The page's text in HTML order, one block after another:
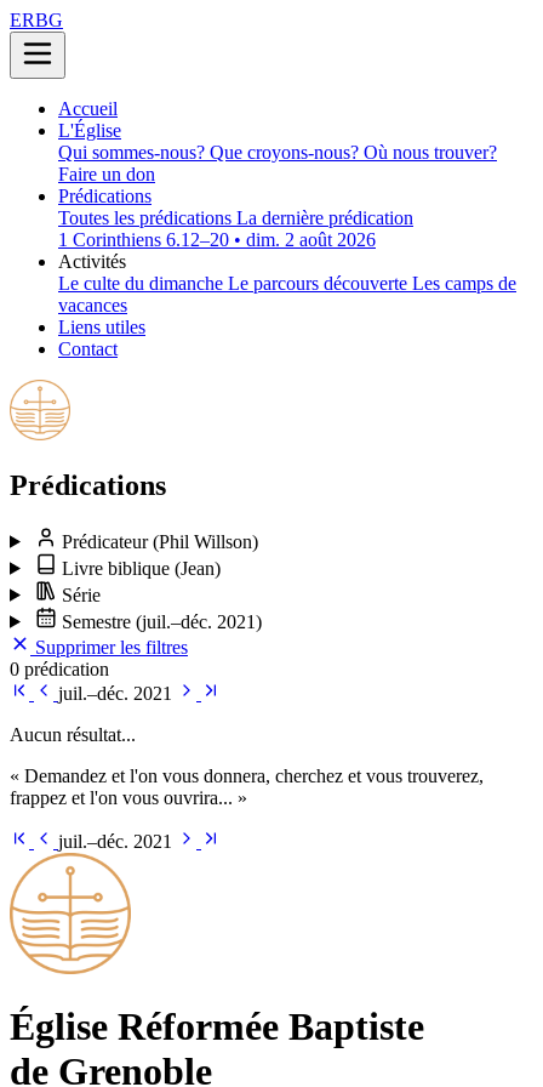
ERBG
Accueil
L'Église
Qui sommes-nous? Que croyons-nous? Où nous trouver?
Faire un don
Prédications
Toutes les prédications La dernière prédication
1 Corinthiens 6.12–20 • dim. 2 août 2026
Activités
Le culte du dimanche Le parcours découverte Les camps de
vacances
Liens utiles
Contact
Prédications
Prédicateur(Phil Willson)
Livre biblique (Jean)
Série
Semestre (juil.–déc. 2021)
Supprimer les filtres
0 prédication
juil.–déc. 2021
Aucun résultat...
« Demandez et l'on vous donnera, cherchez et vous trouverez,
frappez et l'on vous ouvrira... »
juil.–déc. 2021
Église Ré­for­mée Bap­tiste
de Grenoble